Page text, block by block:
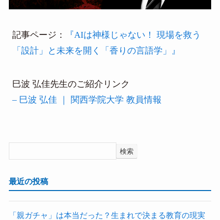
記事ページ：
『AIは神様じゃない！ 現場を救う
「設計」と未来を開く「香りの言語学」』
巳波 弘佳先生のご紹介リンク
– 巳波 弘佳 ｜ 関西学院大学 教員情報
検索
最近の投稿
「親ガチャ」は本当だった？生まれで決まる教育の現実